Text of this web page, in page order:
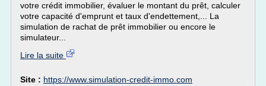
votre crédit immobilier, évaluer le montant du prêt, calculer
votre capacité d'emprunt et taux d'endettement,... La
simulation de rachat de prêt immobilier ou encore le
simulateur...
Lire la suite
Site : https://www.simulation-credit-immo.com